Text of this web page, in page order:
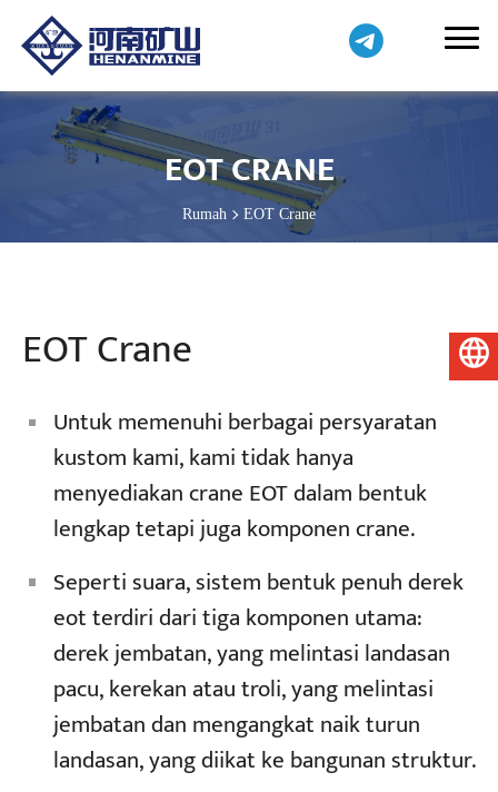
EOT CRANE
Rumah EOT Crane
EOT Crane
Untuk memenuhi berbagai persyaratan
kustom kami, kami tidak hanya
menyediakan crane EOT dalam bentuk
lengkap tetapi juga komponen crane.
Seperti suara, sistem bentuk penuh derek
eot terdiri dari tiga komponen utama:
derek jembatan, yang melintasi landasan
pacu, kerekan atau troli, yang melintasi
jembatan dan mengangkat naik turun
landasan, yang diikat ke bangunan struktur.
Bahasa Indonesia